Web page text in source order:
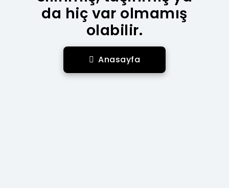
da hiç var olmamış
olabilir.
Anasayfa